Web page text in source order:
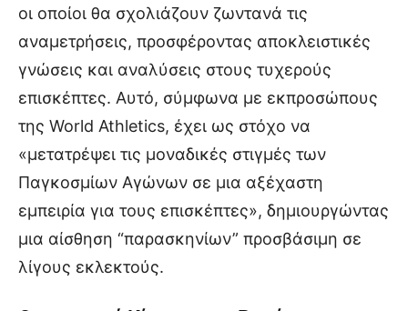
οι οποίοι θα σχολιάζουν ζωντανά τις
αναμετρήσεις, προσφέροντας αποκλειστικές
γνώσεις και αναλύσεις στους τυχερούς
επισκέπτες. Αυτό, σύμφωνα με εκπροσώπους
της World Athletics, έχει ως στόχο να
«μετατρέψει τις μοναδικές στιγμές των
Παγκοσμίων Αγώνων σε μια αξέχαστη
εμπειρία για τους επισκέπτες», δημιουργώντας
μια αίσθηση “παρασκηνίων” προσβάσιμη σε
λίγους εκλεκτούς.